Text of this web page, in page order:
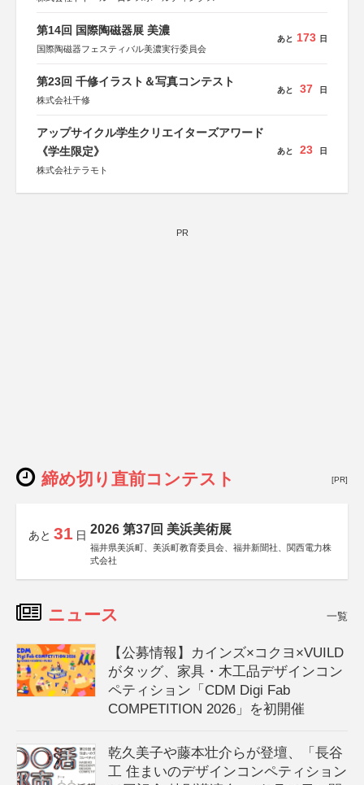
第14回 国際陶磁器展 美濃
国際陶磁器フェスティバル美濃実行委員会
あと 173 日
第23回 千修イラスト＆写真コンテスト
株式会社千修
あと 37 日
アップサイクル学生クリエイターズアワード
《学生限定》
株式会社テラモト
あと 23 日
PR
締め切り直前コンテスト [PR]
あと 31 日 2026 第37回 美浜美術展
福井県美浜町、美浜町教育委員会、福井新聞社、関西電力株
式会社
ニュース 一覧
【公募情報】カインズ×コクヨ×VUILD
がタッグ、家具・木工品デザインコン
ペティション「CDM Digi Fab
COMPETITION 2026」を初開催
乾久美子や藤本壮介らが登壇、「長谷
工 住まいのデザインコンペティション